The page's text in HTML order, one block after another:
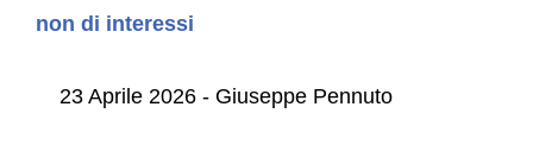
non di interessi
23 Aprile 2026 - Giuseppe Pennuto